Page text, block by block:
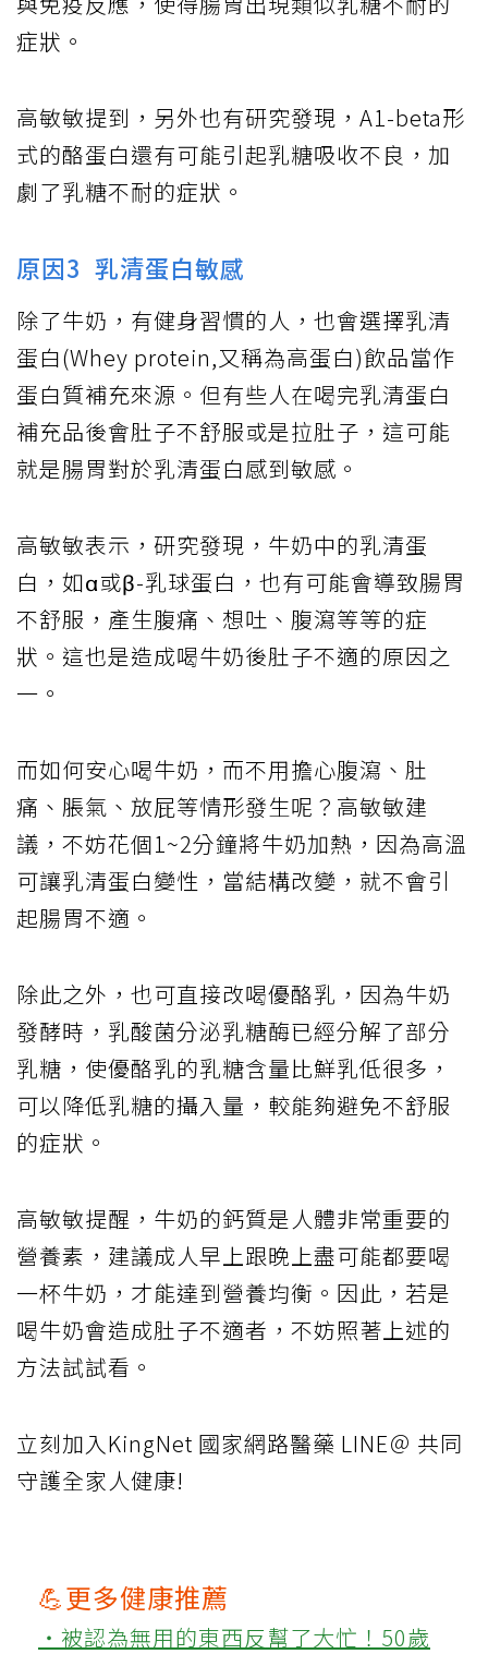
症狀。
高敏敏提到，另外也有研究發現，A1-beta形
式的酪蛋白還有可能引起乳糖吸收不良，加
劇了乳糖不耐的症狀。
原因3 乳清蛋白敏感
除了牛奶，有健身習慣的人，也會選擇乳清
蛋白(Whey protein,又稱為高蛋白)飲品當作
蛋白質補充來源。但有些人在喝完乳清蛋白
補充品後會肚子不舒服或是拉肚子，這可能
就是腸胃對於乳清蛋白感到敏感。
高敏敏表示，研究發現，牛奶中的乳清蛋
白，如α或β-乳球蛋白，也有可能會導致腸胃
不舒服，產生腹痛、想吐、腹瀉等等的症
狀。這也是造成喝牛奶後肚子不適的原因之
一。
而如何安心喝牛奶，而不用擔心腹瀉、肚
痛、脹氣、放屁等情形發生呢？高敏敏建
議，不妨花個1~2分鐘將牛奶加熱，因為高溫
可讓乳清蛋白變性，當結構改變，就不會引
起腸胃不適。
除此之外，也可直接改喝優酪乳，因為牛奶
發酵時，乳酸菌分泌乳糖酶已經分解了部分
乳糖，使優酪乳的乳糖含量比鮮乳低很多，
可以降低乳糖的攝入量，較能夠避免不舒服
的症狀。
高敏敏提醒，牛奶的鈣質是人體非常重要的
營養素，建議成人早上跟晚上盡可能都要喝
一杯牛奶，才能達到營養均衡。因此，若是
喝牛奶會造成肚子不適者，不妨照著上述的
方法試試看。
立刻加入KingNet 國家網路醫藥 LINE＠ 共同
守護全家人健康!
💪更多健康推薦
‧被認為無用的東西反幫了大忙！50歲